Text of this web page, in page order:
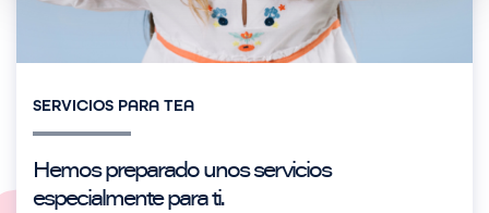
SERVICIOS PARA TEA
Hemos preparado unos servicios
especialmente para ti.